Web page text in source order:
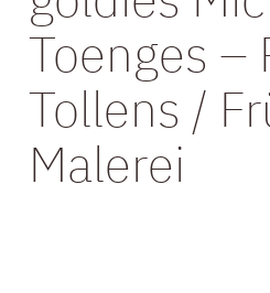
Toenges –
Tollens /
Malerei